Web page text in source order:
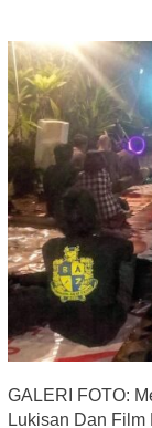
GALERI FOTO:
Lukisan Dan Film